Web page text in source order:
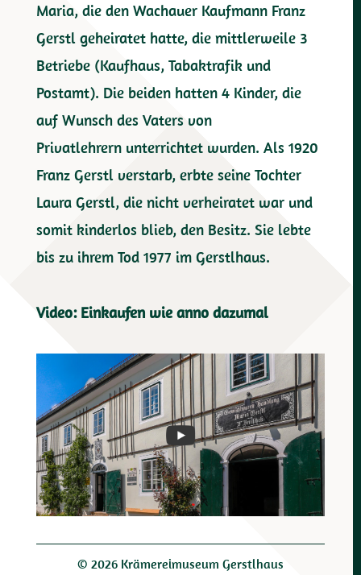
Maria, die den Wachauer Kaufmann Franz
Gerstl geheiratet hatte, die mittlerweile 3
Betriebe (Kaufhaus, Tabaktrafik und
Postamt). Die beiden hatten 4 Kinder, die
auf Wunsch des Vaters von
Privatlehrern unterrichtet wurden. Als 1920
Franz Gerstl verstarb, erbte seine Tochter
Laura Gerstl, die nicht verheiratet war und
somit kinderlos blieb, den Besitz. Sie lebte
bis zu ihrem Tod 1977 im Gerstlhaus.
Video: Einkaufen wie anno dazumal
© 2026 Krämereimuseum Gerstlhaus